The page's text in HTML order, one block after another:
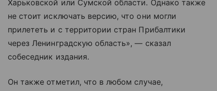
Харьковской или Сумской области. Однако также
не стоит исключать версию, что они могли
прилететь и с территории стран Прибалтики
через Ленинградскую область», — сказал
собеседник издания.
Он также отметил, что в любом случае,